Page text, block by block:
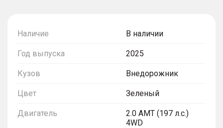
Наличие В наличии
Год выпуска 2025
Кузов Внедорожник
Цвет Зеленый
Двигатель
2.0 AMT (197 л.с.)
4WD